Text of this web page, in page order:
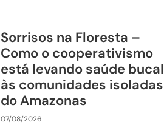
Sorrisos na Floresta –
Como o cooperativismo
está levando saúde bucal
às comunidades isoladas
do Amazonas
07/08/2026